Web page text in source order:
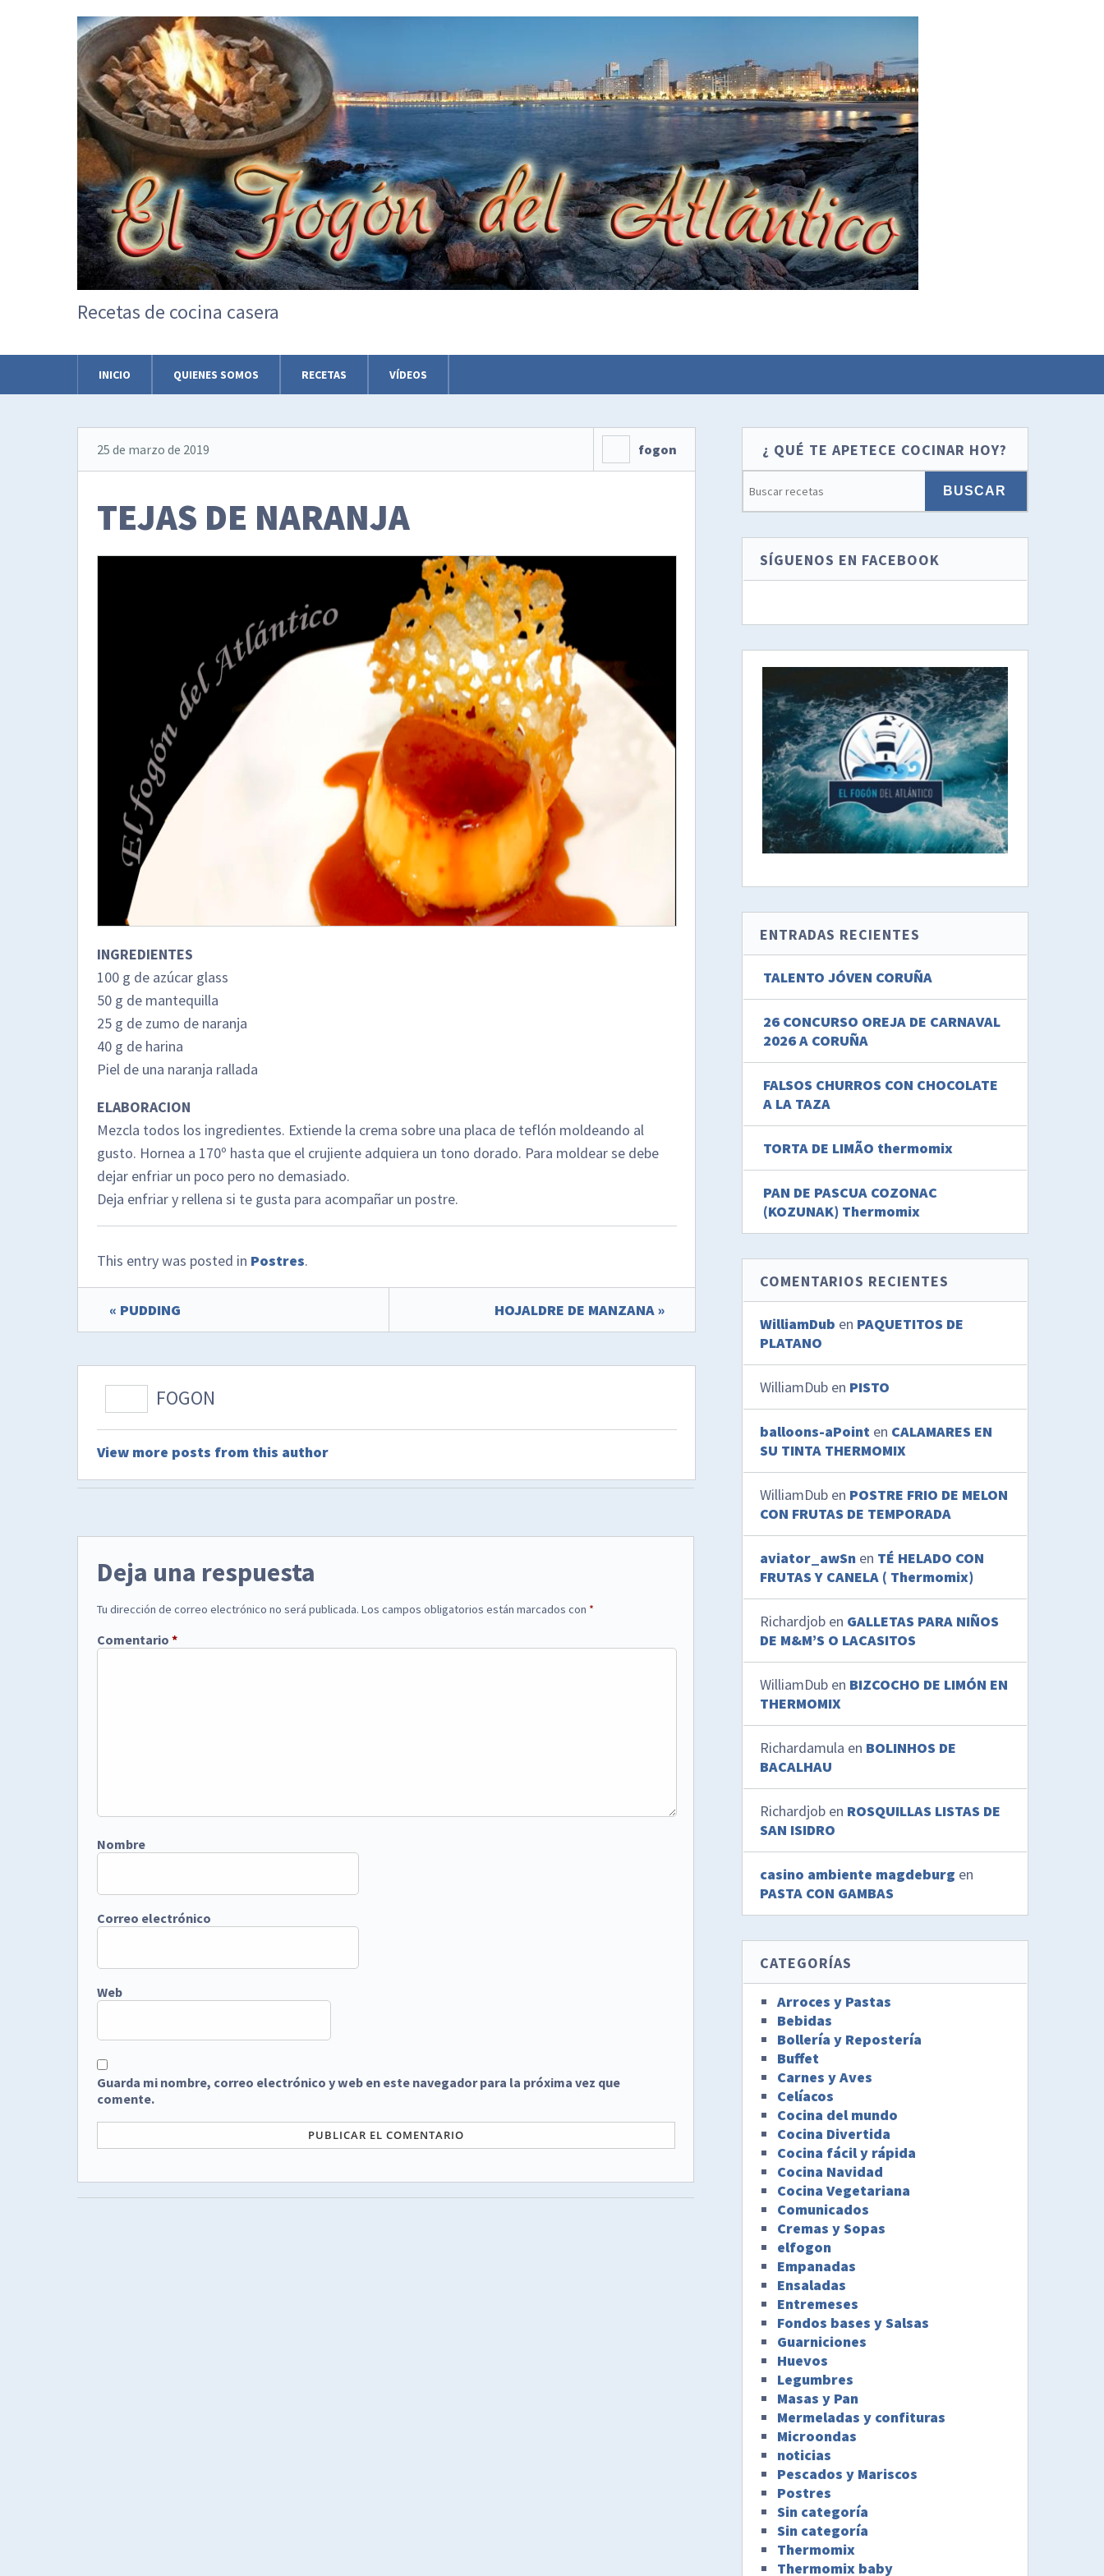
Recetas de cocina casera
INICIO QUIENES SOMOS RECETAS VÍDEOS
25 de marzo de 2019 fogon
TEJAS DE NARANJA
INGREDIENTES
100 g de azúcar glass
50 g de mantequilla
25 g de zumo de naranja
40 g de harina
Piel de una naranja rallada
ELABORACION
Mezcla todos los ingredientes. Extiende la crema sobre una placa de teflón moldeando al
gusto. Hornea a 170º hasta que el crujiente adquiera un tono dorado. Para moldear se debe
dejar enfriar un poco pero no demasiado.
Deja enfriar y rellena si te gusta para acompañar un postre.
This entry was posted in Postres.
« PUDDING HOJALDRE DE MANZANA »
FOGON
View more posts from this author
Deja una respuesta
Tu dirección de correo electrónico no será publicada. Los campos obligatorios están marcados con *
Comentario *
Nombre
Correo electrónico
Web
Guarda mi nombre, correo electrónico y web en este navegador para la próxima vez que
comente.
¿ QUÉ TE APETECE COCINAR HOY?
SÍGUENOS EN FACEBOOK
ENTRADAS RECIENTES
TALENTO JÓVEN CORUÑA
26 CONCURSO OREJA DE CARNAVAL
2026 A CORUÑA
FALSOS CHURROS CON CHOCOLATE
A LA TAZA
TORTA DE LIMÃO thermomix
PAN DE PASCUA COZONAC
(KOZUNAK) Thermomix
COMENTARIOS RECIENTES
WilliamDub en PAQUETITOS DE
PLATANO
WilliamDub en PISTO
balloons-aPoint en CALAMARES EN
SU TINTA THERMOMIX
WilliamDub en POSTRE FRIO DE MELON
CON FRUTAS DE TEMPORADA
aviator_awSn en TÉ HELADO CON
FRUTAS Y CANELA ( Thermomix)
Richardjob en GALLETAS PARA NIÑOS
DE M&M’S O LACASITOS
WilliamDub en BIZCOCHO DE LIMÓN EN
THERMOMIX
Richardamula en BOLINHOS DE
BACALHAU
Richardjob en ROSQUILLAS LISTAS DE
SAN ISIDRO
casino ambiente magdeburg en
PASTA CON GAMBAS
CATEGORÍAS
Arroces y Pastas
Bebidas
Bollería y Repostería
Buffet
Carnes y Aves
Celíacos
Cocina del mundo
Cocina Divertida
Cocina fácil y rápida
Cocina Navidad
Cocina Vegetariana
Comunicados
Cremas y Sopas
elfogon
Empanadas
Ensaladas
Entremeses
Fondos bases y Salsas
Guarniciones
Huevos
Legumbres
Masas y Pan
Mermeladas y confituras
Microondas
noticias
Pescados y Mariscos
Postres
Sin categoría
Sin categoría
Thermomix
Thermomix baby